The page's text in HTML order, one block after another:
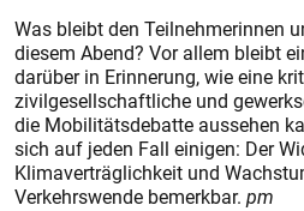
Was bleibt den Teilnehmerinnen
diesem Abend? Vor allem bleibt
darüber in Erinnerung, wie eine
zivilgesellschaftliche und
die Mobilitätsdebatte aussehen
sich auf jeden Fall einigen: Der
Klimaverträglichkeit und
Verkehrswende bemerkbar. pm